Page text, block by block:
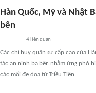
Hàn Quốc, Mỹ và Nhật
bên
4liên quan
Các chỉ huy quân sự cấp cao của
tác an ninh ba bên nhằm ứng phó
các mối đe dọa từ Triều Tiên.